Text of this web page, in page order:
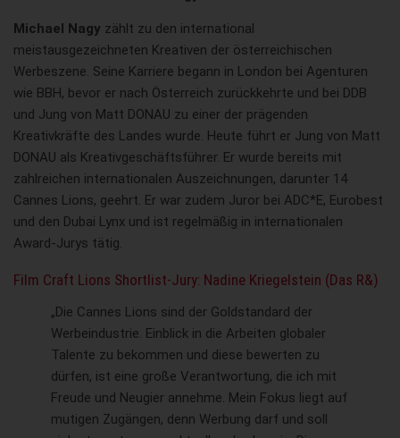
Michael Nagy zählt zu den international
meistausgezeichneten Kreativen der österreichischen
Werbeszene. Seine Karriere begann in London bei Agenturen
wie BBH, bevor er nach Österreich zurückkehrte und bei DDB
und Jung von Matt DONAU zu einer der prägenden
Kreativkräfte des Landes wurde. Heute führt er Jung von Matt
DONAU als Kreativgeschäftsführer. Er wurde bereits mit
zahlreichen internationalen Auszeichnungen, darunter 14
Cannes Lions, geehrt. Er war zudem Juror bei ADC*E, Eurobest
und den Dubai Lynx und ist regelmäßig in internationalen
Award-Jurys tätig.
Film Craft Lions Shortlist-Jury: Nadine Kriegelstein (Das R&)
„Die Cannes Lions sind der Goldstandard der
Werbeindustrie. Einblick in die Arbeiten globaler
Talente zu bekommen und diese bewerten zu
dürfen, ist eine große Verantwortung, die ich mit
Freude und Neugier annehme. Mein Fokus liegt auf
mutigen Zugängen, denn Werbung darf und soll